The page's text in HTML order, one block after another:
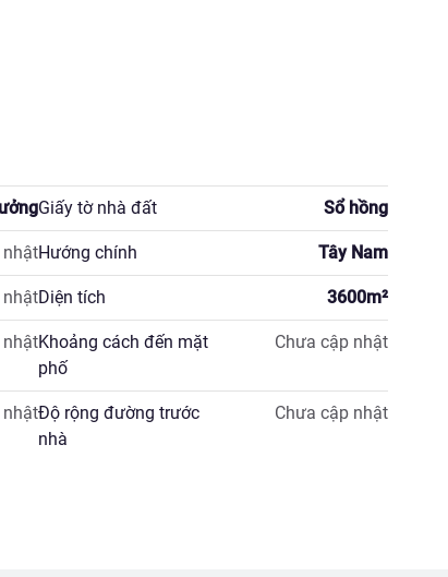
Giấy tờ nhà đất Sổ hồng
nhậtHướng chính Tây Nam
nhậtDiện tích 3600m²
nhậtKhoảng cách đến mặt
phố
Chưa cập nhật
nhậtĐộ rộng đường trước
nhà
Chưa cập nhật